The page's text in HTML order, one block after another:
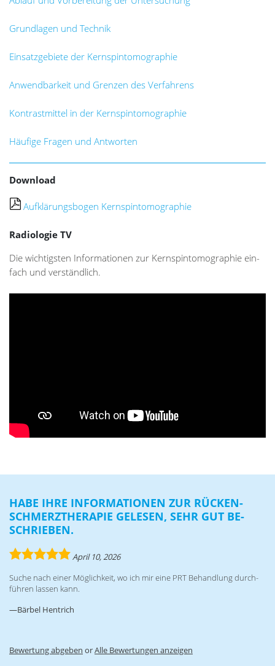
Grundlagen und Technik
Einsatzgebiete der Kernspintomographie
Anwendbarkeit und Grenzen des Verfahrens
Kontrastmittel in der Kernspintomographie
Häufige Fragen und Antworten
Download
Aufklärungsbogen Kernspintomographie
Radiologie TV
Die wich­tigs­ten In­for­ma­tio­nen zur Kern­spin­to­mo­gra­phie ein­
fach und ver­ständ­lich.
HABE IHRE IN­FOR­MA­TIO­NEN ZUR RÜ­CKEN­
SCHMERZ­THE­RA­PIE GE­LE­SEN, SEHR GUT BE­
SCHRIE­BEN.
5.0
rating
April 10, 2026
Su­che nach ei­ner Mög­lich­keit, wo ich mir eine PRT Be­hand­lung durch­
füh­ren las­sen kann.
Bärbel Hentrich
Bewertung abgeben orAlle Bewertungen anzeigen